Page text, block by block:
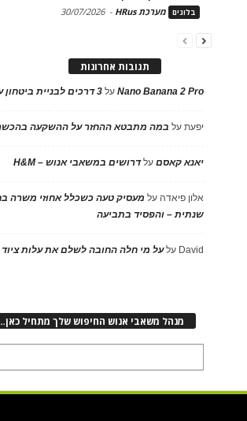
בלוגים מערכת HRus -
30/07/2026
תגובות אחרונות
Nano Banana 2 Proעל 3 דרכים לבניית ביטחון עצמי של עובדים
יפעתעל במה מתבטא ההחזר על ההשקעה
יאנא קאסםעלדרושים במשאבי אנוש – H&M
אלון פיאדה על מעסיק טעה כשכלל אחוזי משרה
שנתית – והפסיד בתביעה
David עלעל מי חלה החובה לשלם את עלות
מנהל משאבי אנוש החיפוש שלך מתחיל